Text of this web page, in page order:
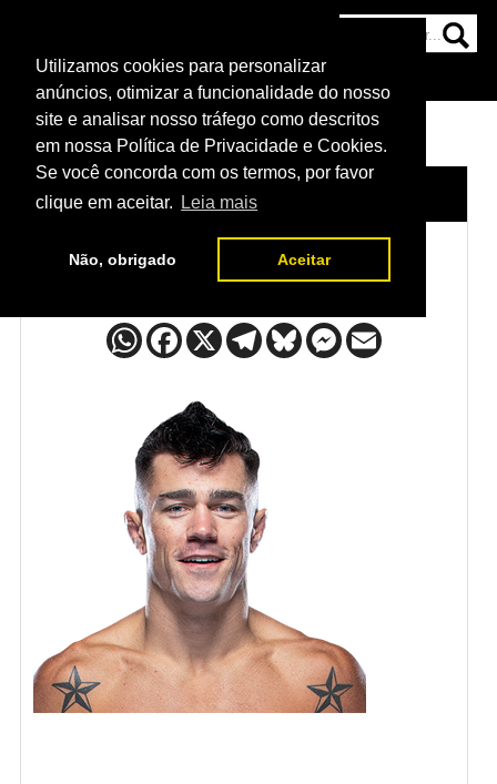
Utilizamos cookies para personalizar
anúncios, otimizar a funcionalidade do nosso
site e analisar nosso tráfego como descritos
em nossa Política de Privacidade e Cookies.
Se você concorda com os termos, por favor
clique em aceitar.
Leia mais
Não, obrigado Aceitar
NOTÍCIAS
HOME LUTADORES /
Peter Barrett